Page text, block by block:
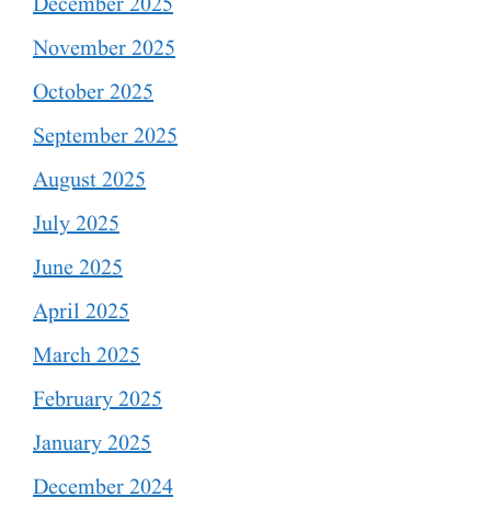
November 2025
October 2025
September 2025
August 2025
July 2025
June 2025
April 2025
March 2025
February 2025
January 2025
December 2024